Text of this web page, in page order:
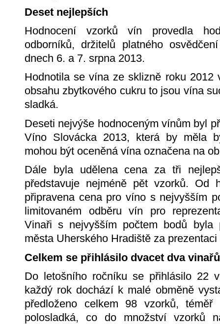
Deset nejlepších
Hodnocení vzorků vín provedla
odborníků, držitelů platného
dnech 6. a 7. srpna 2013.
Hodnotila se vína ze sklizně roku 2012
obsahu zbytkového cukru to jsou vína
sladká.
Deseti nejvýše hodnoceným vínům byl
Víno Slovácka 2013, která by měla
mohou být oceněná vína označena na
Dále byla udělena cena za tři
představuje nejméně pět vzorků. Od
připravena cena pro víno s nejvyšším
limitovaném odběru vín pro
Vinaři s nejvyšším počtem bodů byla
města Uherského Hradiště za
Celkem se přihlásilo dvacet dva vinařů
Do letošního ročníku se přihlásilo 22
každý rok dochází k malé obměně
předloženo celkem 98 vzorků,
polosladká, co do množství vzorků